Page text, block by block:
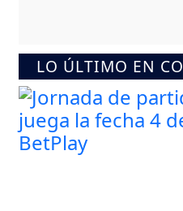
LO ÚLTIMO EN